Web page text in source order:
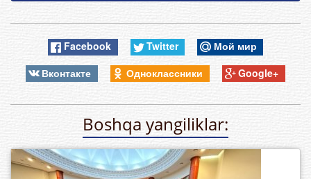
Facebook Twitter
Мой мир
Вконтакте
Одноклассники Google+
Boshqa yangiliklar: